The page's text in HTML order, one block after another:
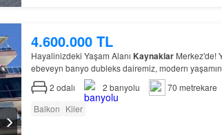
4.600.000 TL
Hayalinizdeki Yaşam Alanı KaynaklarMerkez'de!
ebeveyn banyo dubleks dairemiz, modern
2 odalı 2 banyolu
70 metrekare
Balkon Kiler